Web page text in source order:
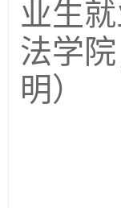
业生
法学
明）